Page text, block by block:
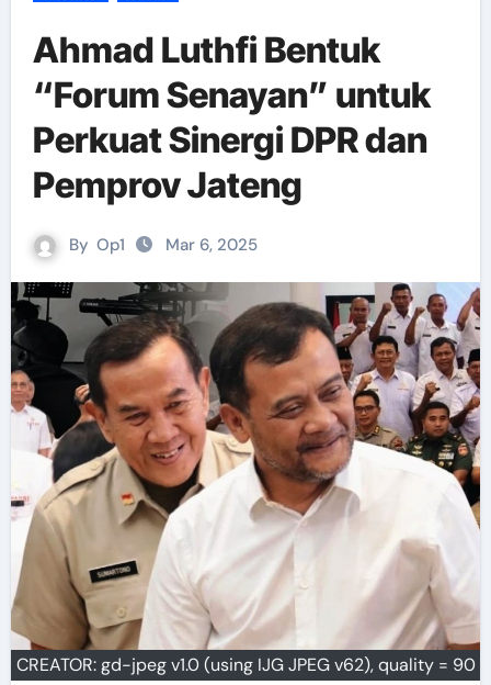
Ahmad Luthfi Bentuk
“Forum Senayan” untuk
Perkuat Sinergi DPR dan
Pemprov Jateng
By Op1 Mar 6, 2025
CREATOR: gd-jpeg v1.0 (using IJG JPEG v62), quality = 90